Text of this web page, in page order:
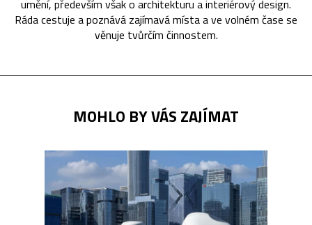
umění, především však o architekturu a interiérový design.
Ráda cestuje a poznává zajímavá místa a ve volném čase se
věnuje tvůrčím činnostem.
MOHLO BY VÁS ZAJÍMAT